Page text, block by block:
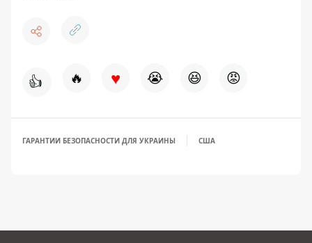
👍 🔥 ♥ 😭 😆 😡
ГАРАНТИИ БЕЗОПАСНОСТИ ДЛЯ УКРАИНЫ США